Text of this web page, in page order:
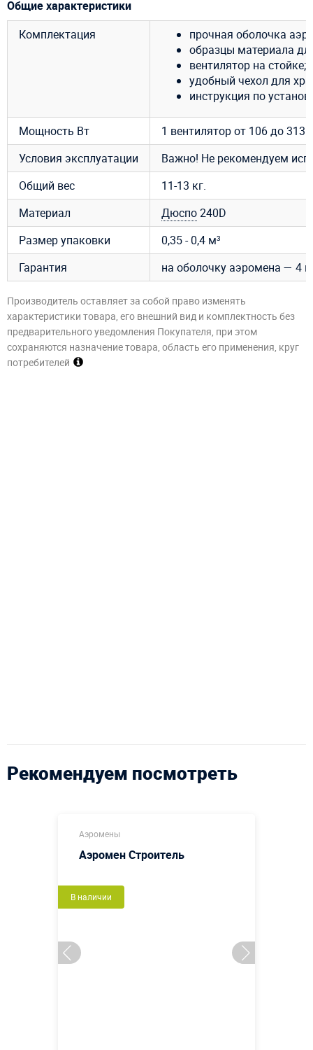
Общие характеристики
Комплектация
прочная оболочка
образцы материала
вентилятор на стойке;
удобный чехол для
инструкция по
Мощность Вт
1 вентилятор от 106 до
Условия эксплуатации
Важно! Не рекомендуем
Общий вес
11-13 кг.
Материал
Дюспо240D
Размер упаковки
0,35 - 0,4 м³
Гарантия
на оболочку аэромена — 4
Производитель оставляет за собой право изменять
характеристики товара, его внешний вид и комплектность без
предварительного уведомления Покупателя, при этом
сохраняются назначение товара, область его применения, круг
потребителей
Рекомендуем посмотреть
Аэромены
Аэромен Строитель
В наличии